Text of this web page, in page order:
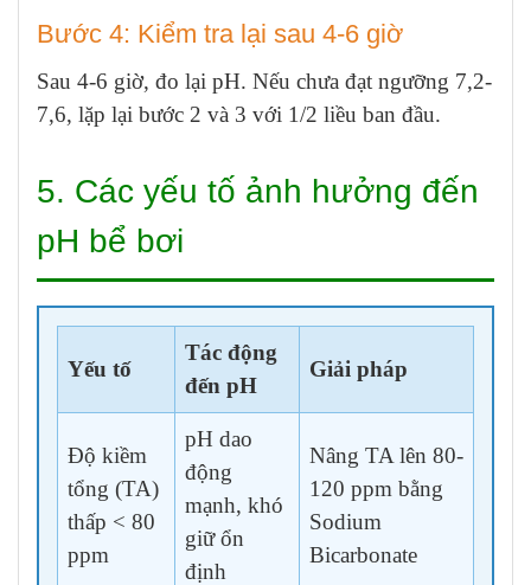
Bước 4: Kiểm tra lại sau 4-6 giờ
Sau 4-6 giờ, đo lại pH. Nếu chưa đạt ngưỡng 7,2-
7,6, lặp lại bước 2 và 3 với 1/2 liều ban đầu.
5. Các yếu tố ảnh hưởng đến
pH bể bơi
Yếu tố
Tác động
đến pH
Giải pháp
Độ kiềm
tổng (TA)
thấp < 80
ppm
pH dao
động
mạnh, khó
giữ ổn
định
Nâng TA lên 80-
120 ppm bằng
Sodium
Bicarbonate